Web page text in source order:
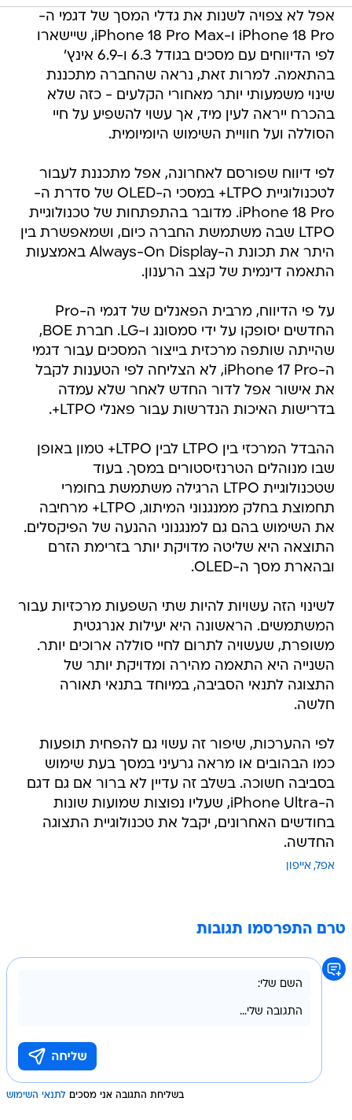
אפל לא צפויה לשנות את גדלי המסך של דגמי ה-
iPhone 18 Pro ו-iPhone 18 Pro Max, שיישארו
לפי הדיווחים עם מסכים בגודל 6.3 ו-6.9 אינץ'
בהתאמה. למרות זאת, נראה שהחברה מתכננת
שינוי משמעותי יותר מאחורי הקלעים - כזה שלא
בהכרח ייראה לעין מיד, אך עשוי להשפיע על חיי
הסוללה ועל חוויית השימוש היומיומית.
לפי דיווח שפורסם לאחרונה, אפל מתכננת לעבור
לטכנולוגיית LTPO+ במסכי ה-OLED של סדרת ה-
iPhone 18 Pro. מדובר בהתפתחות של טכנולוגיית
LTPO שבה משתמשת החברה כיום, ושמאפשרת בין
היתר את תכונת ה-Always-On Display באמצעות
התאמה דינמית של קצב הרענון.
על פי הדיווח, מרבית הפאנלים של דגמי ה-Pro
החדשים יסופקו על ידי סמסונג ו-LG. חברת BOE,
שהייתה שותפה מרכזית בייצור המסכים עבור דגמי
ה-iPhone 17 Pro, לא הצליחה לפי הטענות לקבל
את אישור אפל לדור החדש לאחר שלא עמדה
בדרישות האיכות הנדרשות עבור פאנלי LTPO+.
ההבדל המרכזי בין LTPO לבין LTPO+ טמון באופן
שבו מנוהלים הטרנזיסטורים במסך. בעוד
שטכנולוגיית LTPO הרגילה משתמשת בחומרי
תחמוצת בחלק ממנגנוני המיתוג, LTPO+ מרחיבה
את השימוש בהם גם למנגנוני ההנעה של הפיקסלים.
התוצאה היא שליטה מדויקת יותר בזרימת הזרם
ובהארת מסך ה-OLED.
לשינוי הזה עשויות להיות שתי השפעות מרכזיות עבור
המשתמשים. הראשונה היא יעילות אנרגטית
משופרת, שעשויה לתרום לחיי סוללה ארוכים יותר.
השנייה היא התאמה מהירה ומדויקת יותר של
התצוגה לתנאי הסביבה, במיוחד בתנאי תאורה
חלשה.
לפי ההערכות, שיפור זה עשוי גם להפחית תופעות
כמו הבהובים או מראה גרעיני במסך בעת שימוש
בסביבה חשוכה. בשלב זה עדיין לא ברור אם גם דגם
ה-iPhone Ultra, שעליו נפוצות שמועות שונות
בחודשים האחרונים, יקבל את טכנולוגיית התצוגה
החדשה.
אפל אייפון
טרם התפרסמו תגובות
בשליחת התגובה אני מסכים לתנאי השימוש